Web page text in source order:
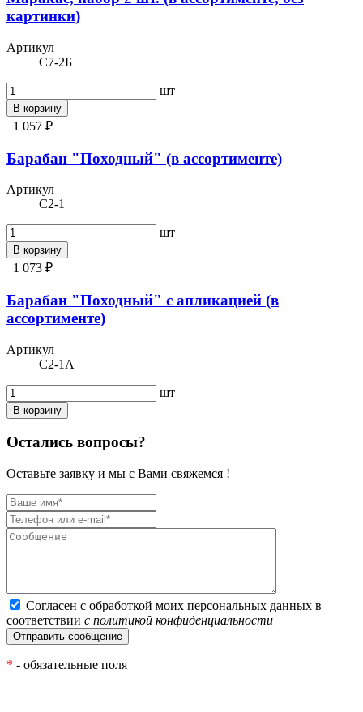
картинки)
Артикул
С7-2Б
шт
В корзину
1 057 ₽
Барабан "Походный" (в ассортименте)
Артикул
С2-1
шт
В корзину
1 073 ₽
Барабан "Походный" с апликацией (в
ассортименте)
Артикул
С2-1А
шт
В корзину
Остались вопросы?
Оставьте заявку и мы с Вами свяжемся !
Согласен с обработкой моих персональных данных в
соответствии с политикой конфиденциальности
* - обязательные поля